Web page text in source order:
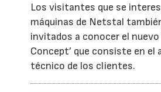
Los visitantes que se
máquinas de Netstal
invitados a conocer el nuevo
Concept’ que consiste en el
técnico de los clientes.